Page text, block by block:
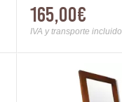
165,00€
IVA y transporte incluido